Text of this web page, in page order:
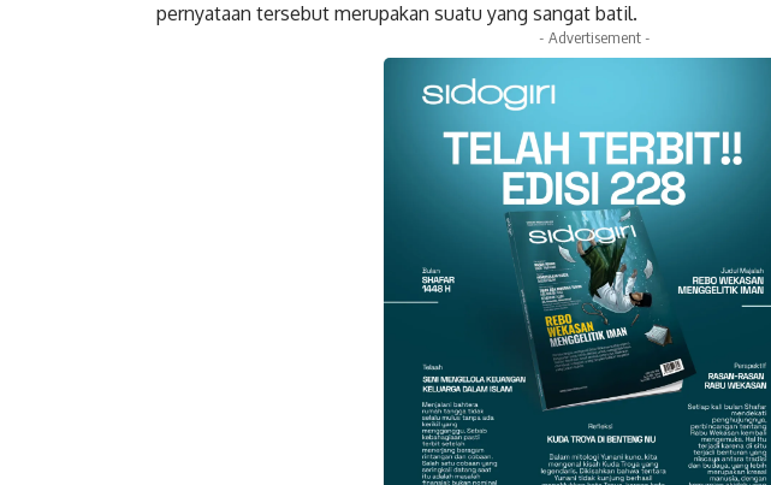
pernyataan tersebut merupakan suatu yang sangat batil.
- Advertisement -
Facebook
Gmail